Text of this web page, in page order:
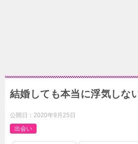
結婚しても本当に浮気しな
公開日： 2020年9月25日
出会い